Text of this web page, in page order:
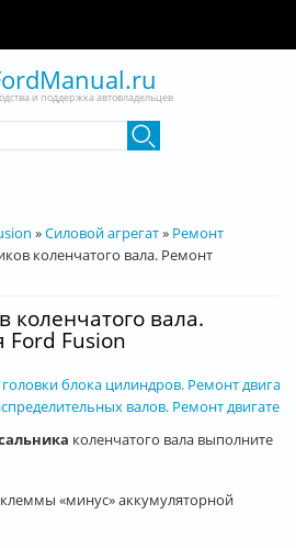
и поддержка автовладельцев
»Силовой агрегат» Ремонт
коленчатого вала. Ремонт
коленчатого вала.
Ford Fusion
головки блока цилиндров. Ремонт
валов. Ремонт двигателя
коленчатого вала выполните
«минус» аккумуляторной